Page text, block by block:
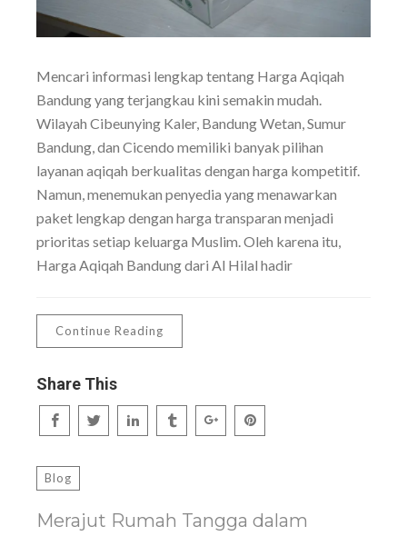
Mencari informasi lengkap tentang Harga Aqiqah
Bandung yang terjangkau kini semakin mudah.
Wilayah Cibeunying Kaler, Bandung Wetan, Sumur
Bandung, dan Cicendo memiliki banyak pilihan
layanan aqiqah berkualitas dengan harga kompetitif.
Namun, menemukan penyedia yang menawarkan
paket lengkap dengan harga transparan menjadi
prioritas setiap keluarga Muslim. Oleh karena itu,
Harga Aqiqah Bandung dari Al Hilal hadir
Continue Reading
Share This
Blog
Merajut Rumah Tangga dalam